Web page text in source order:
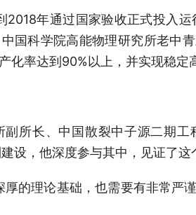
年通过国家验收正式投入运
国科学院高能物理研究所老中
化率达到90%以上，并实现稳定
长、中国散裂中子源二期工
设，他深度参与其中，见证了这
理论基础，也需要有非常严